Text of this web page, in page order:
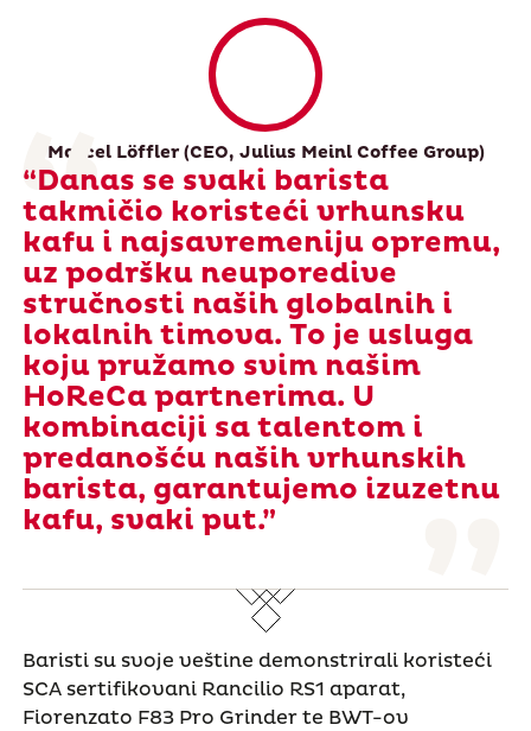
Marcel Löffler (CEO, Julius Meinl Coffee Group)
“Danas se svaki barista
takmičio koristeći vrhunsku
kafu i najsavremeniju opremu,
uz podršku neuporedive
stručnosti naših globalnih i
lokalnih timova. To je usluga
koju pružamo svim našim
HoReCa partnerima. U
kombinaciji sa talentom i
predanošću naših vrhunskih
barista, garantujemo izuzetnu
kafu, svaki put.”
Baristi su svoje veštine demonstrirali koristeći
SCA sertifikovani Rancilio RS1 aparat,
Fiorenzato F83 Pro Grinder te BWT-ov